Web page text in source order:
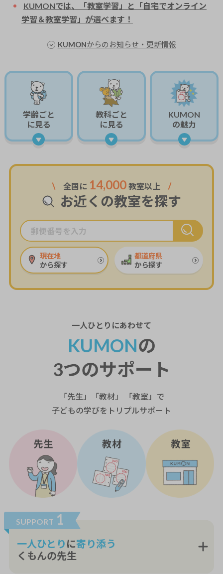
KUMONでは、「教室学習」と「自宅でオンライン
学習＆教室学習」が選べます！
KUMONからのお知らせ・更新情報
学齢ごと
に見る
教科ごと
に見る
KUMON
の魅力
全国に 14,000 教室以上
お近くの教室を探す
現在地
から探す
都道府県
から探す
一人ひとり にあわせて
KUMONの
3つのサポート
「先生」「教材」 「教室」で
子どもの学びをトリプルサポート
SUPPORT 1
一人ひとり に寄り添う
くもんの先生